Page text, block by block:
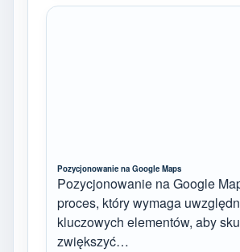
Pozycjonowanie na Google Maps
Pozycjonowanie na Google
proces, który wymaga
kluczowych elementów, aby
zwiększyć…